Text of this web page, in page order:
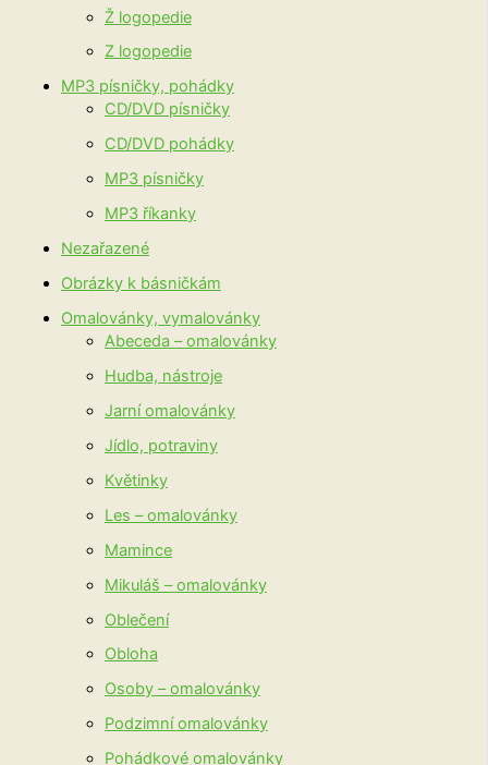
Ž logopedie
Z logopedie
MP3 písničky, pohádky
CD/DVD písničky
CD/DVD pohádky
MP3 písničky
MP3 říkanky
Nezařazené
Obrázky k básničkám
Omalovánky, vymalovánky
Abeceda – omalovánky
Hudba, nástroje
Jarní omalovánky
Jídlo, potraviny
Květinky
Les – omalovánky
Mamince
Mikuláš – omalovánky
Oblečení
Obloha
Osoby – omalovánky
Podzimní omalovánky
Pohádkové omalovánky